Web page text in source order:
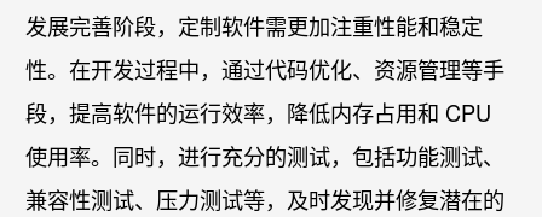
发展完善阶段，定制软件需更加注重性能和稳定
性。在开发过程中，通过代码优化、资源管理等手
段，提高软件的运行效率，降低内存占用和 CPU
使用率。同时，进行充分的测试，包括功能测试、
兼容性测试、压力测试等，及时发现并修复潜在的